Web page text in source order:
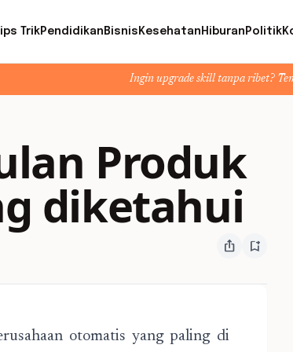
TrikPendidikan Bisnis Kesehatan Hiburan Politik
Ingin upgrade skill tanpa ribet? Temukan
Produk
diketahui
ios_share bookmark_add
otomatis yang paling di